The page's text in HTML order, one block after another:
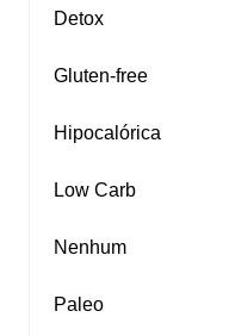
Detox
Gluten‑free
Hipocalórica
Low Carb
Nenhum
Paleo